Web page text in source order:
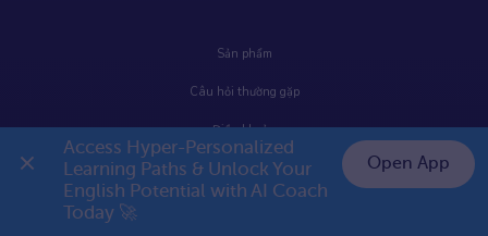
👉 Premium 1 năm chỉ 799K
Sản phẩm
Câu hỏi thường gặp
Điều khoản
Hướng dẫn sử dụng
Access Hyper-Personalized
Learning Paths & Unlock Your
English Potential with AI Coach
Today 🚀
Open App